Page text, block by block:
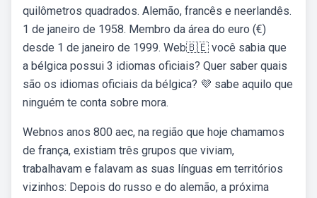
quilômetros quadrados. Alemão, francês e neerlandês.
1 de janeiro de 1958. Membro da área do euro (€)
desde 1 de janeiro de 1999. Web🇧🇪 você sabia que
a bélgica possui 3 idiomas oficiais? Quer saber quais
são os idiomas oficiais da bélgica? 💜 sabe aquilo que
ninguém te conta sobre mora.
Webnos anos 800 aec, na região que hoje chamamos
de frança, existiam três grupos que viviam,
trabalhavam e falavam as suas línguas em territórios
vizinhos: Depois do russo e do alemão, a próxima